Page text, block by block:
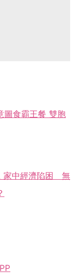
圖食霸王餐 雙胞
家中經濟陷困 無